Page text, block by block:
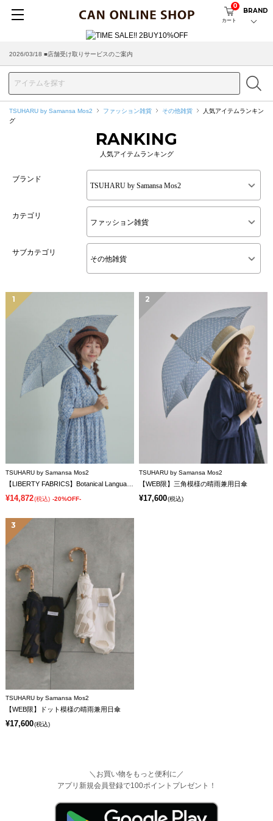
カート
0
BRAND
2026/03/18 ■店舗受け取りサービスのご案内
TSUHARU by Samansa Mos2 ファッション雑貨 その他雑貨
人気アイテムランキン
グ
RANKING
人気アイテムランキング
ブランド
カテゴリ
サブカテゴリ
1
TSUHARU by Samansa Mos2
【LIBERTY FABRICS】Botanical Language柄日傘
¥14,872(税込) -20%OFF-
2
TSUHARU by Samansa Mos2
【WEB限】三角模様の晴雨兼用日傘
¥17,600(税込)
3
TSUHARU by Samansa Mos2
【WEB限】ドット模様の晴雨兼用日傘
¥17,600(税込)
＼お買い物をもっと便利に／
アプリ新規会員登録で100ポイントプレゼント！